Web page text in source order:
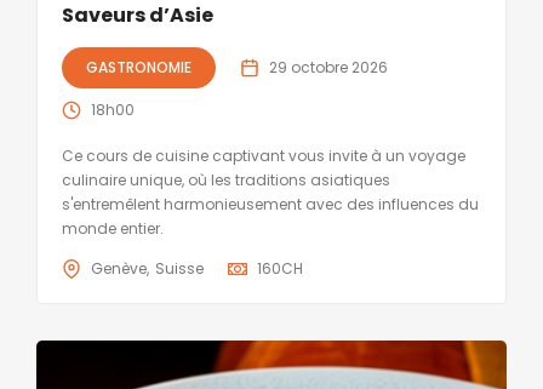
Saveurs d’Asie
GASTRONOMIE 29 octobre 2026
18h00
Ce cours de cuisine captivant vous invite à un voyage
culinaire unique, où les traditions asiatiques
s'entremêlent harmonieusement avec des influences du
monde entier.
Genève Suisse 160CH